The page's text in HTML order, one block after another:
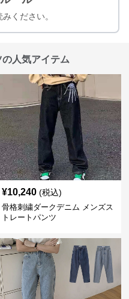
ください。
人気アイテム
¥10,240 (税込)
骨格刺繍ダークデニム メンズス
トレートパンツ